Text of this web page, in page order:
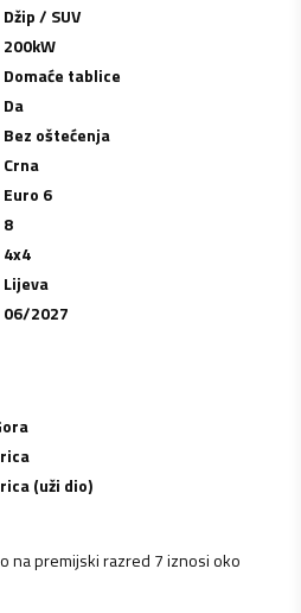
Džip / SUV
200kW
Domaće tablice
Da
Bez oštećenja
Crna
Euro 6
8
4x4
Lijeva
06/2027
(uži dio)
na premijski razred 7 iznosi oko